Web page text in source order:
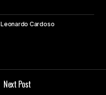
Leonardo Cardoso
Next Post